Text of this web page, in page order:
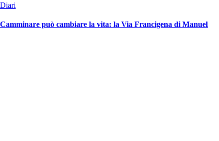
Diari
Camminare può cambiare la vita: la Via Francigena di Manuel